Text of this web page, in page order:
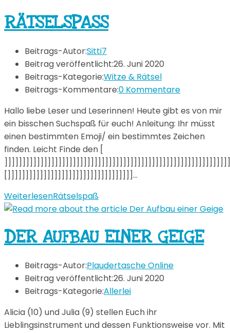
RÄTSELSPASS
Beitrags-Autor:Sitti7
Beitrag veröffentlicht:26. Juni 2020
Beitrags-Kategorie:Witze & Rätsel
Beitrags-Kommentare:0 Kommentare
Hallo liebe Leser und Leserinnen! Heute gibt es von mir
ein bisschen Suchspaß für euch! Anleitung: Ihr müsst
einen bestimmten Emoji/ ein bestimmtes Zeichen
finden. Leicht Finde den [
[]]]]]]]]]]]]]]]]]]]]]]]]]]]]]]]]]]]…
WeiterlesenRätselspaß
DER AUFBAU EINER GEIGE
Beitrags-Autor:Plaudertasche Online
Beitrag veröffentlicht:26. Juni 2020
Beitrags-Kategorie:Allerlei
Alicia (10) und Julia (9) stellen Euch ihr
Lieblingsinstrument und dessen Funktionsweise vor. Mit